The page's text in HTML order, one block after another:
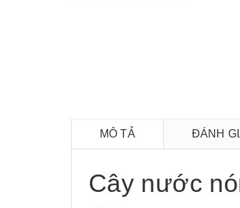
MÔ TẢ ĐÁNH
Cây nước